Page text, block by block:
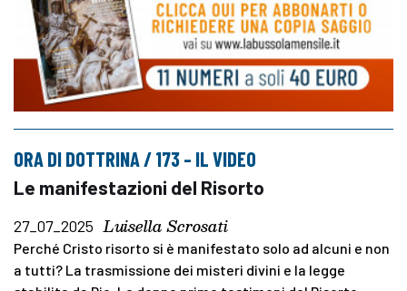
ORA DI DOTTRINA / 173 – IL VIDEO
Le manifestazioni del Risorto
27_07_2025 Luisella Scrosati
Perché Cristo risorto si è manifestato solo ad alcuni e non
a tutti? La trasmissione dei misteri divini e la legge